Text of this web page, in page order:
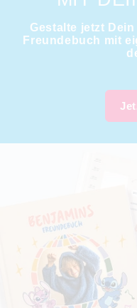
Gestalte jetzt
Freundebuch mit